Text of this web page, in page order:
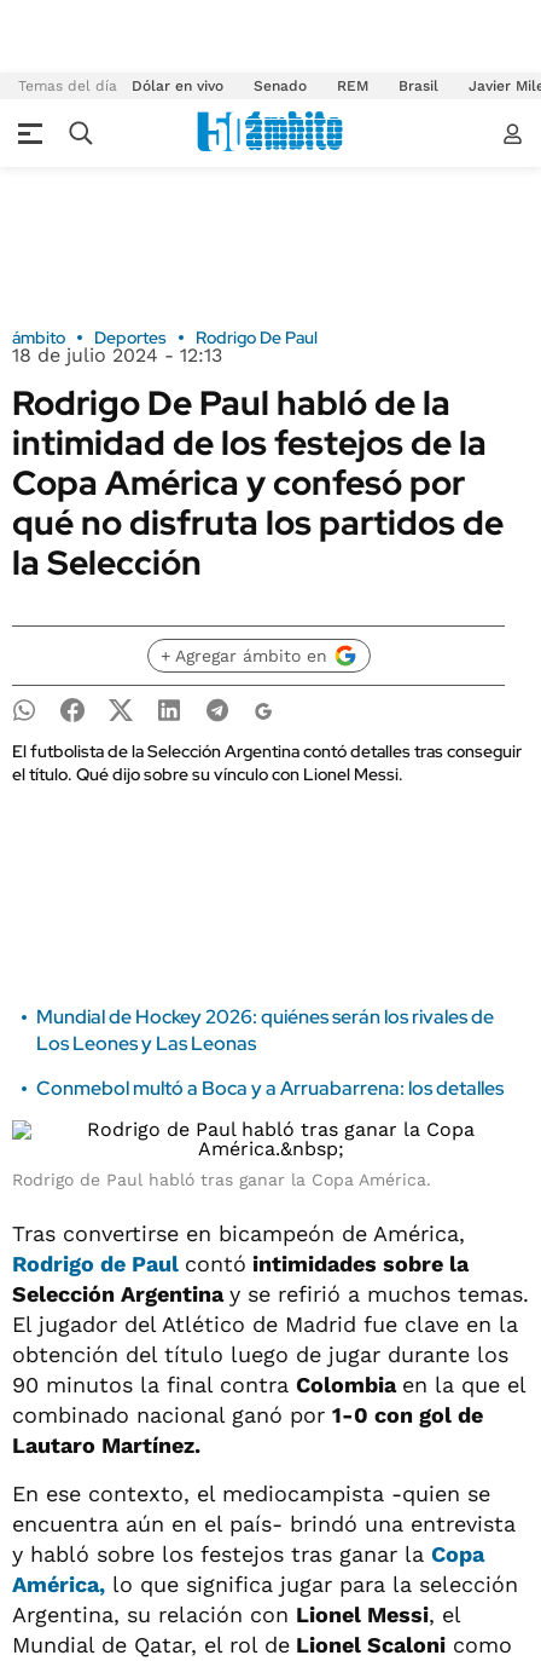
Temas del día Dólar en vivo Senado REM Brasil Javier
ámbito Deportes Rodrigo De Paul
18 de julio 2024 - 12:13
Rodrigo De Paul habló de la
intimidad de los festejos de la
Copa América y confesó por
qué no disfruta los partidos de
la Selección
+ Agregar ámbito en
El futbolista de la Selección Argentina contó detalles tras conseguir
el título. Qué dijo sobre su vínculo con Lionel Messi.
Mundial de Hockey 2026: quiénes serán los rivales de
Los Leones y Las Leonas
Conmebol multó a Boca y a Arruabarrena: los detalles
Rodrigo de Paul habló tras ganar la Copa América.
Tras convertirse en bicampeón de América,
Rodrigo de Paul contó intimidades sobre la
Selección Argentinay se refirió a muchos temas.
El jugador del Atlético de Madrid fue clave en la
obtención del título luego de jugar durante los
90 minutos la final contra Colombia en la que el
combinado nacional ganó por 1-0 con gol de
Lautaro Martínez.
En ese contexto, el mediocampista -quien se
encuentra aún en el país- brindó una entrevista
y habló sobre los festejos tras ganar la Copa
América, lo que significa jugar para la selección
Argentina, su relación con Lionel Messi, el
Mundial de Qatar, el rol de Lionel Scaloni como